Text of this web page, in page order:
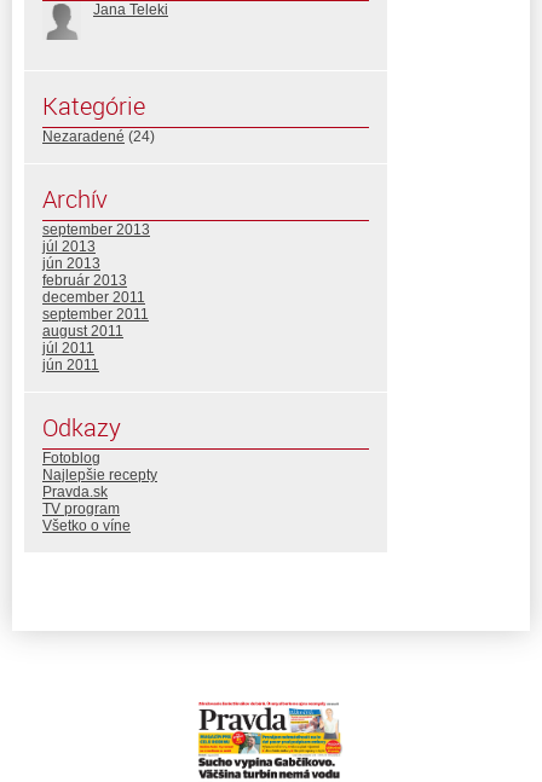
Jana Teleki
Kategórie
Nezaradené (24)
Archív
september 2013
júl 2013
jún 2013
február 2013
december 2011
september 2011
august 2011
júl 2011
jún 2011
Odkazy
Fotoblog
Najlepšie recepty
Pravda.sk
TV program
Všetko o víne